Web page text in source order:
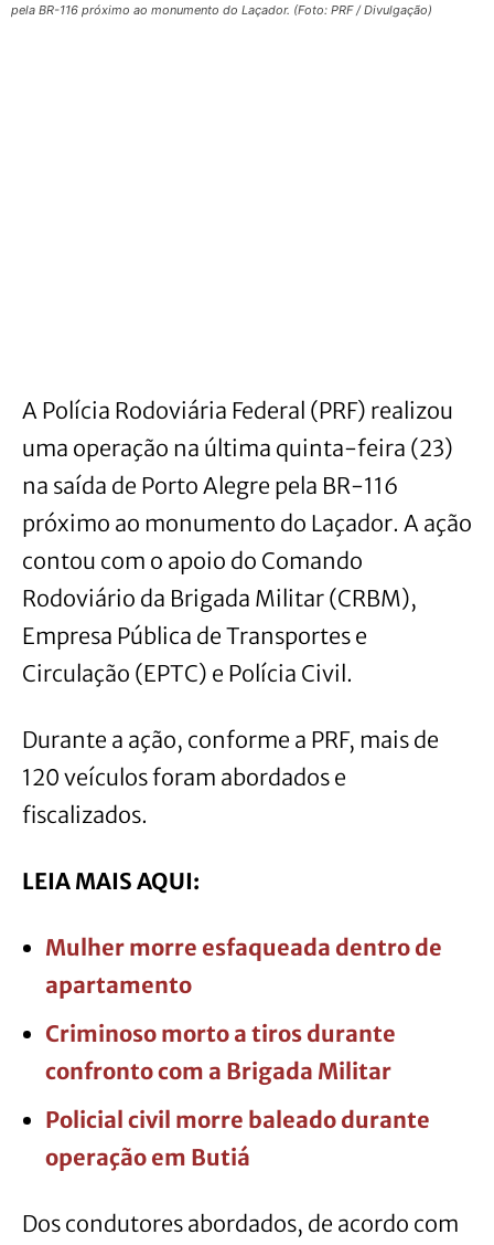
pela BR-116 próximo ao monumento do Laçador. (Foto: PRF / Divulgação)
A Polícia Rodoviária Federal (PRF) realizou
uma operação na última quinta-feira (23)
na saída de Porto Alegre pela BR-116
próximo ao monumento do Laçador. A ação
contou com o apoio do Comando
Rodoviário da Brigada Militar (CRBM),
Empresa Pública de Transportes e
Circulação (EPTC) e Polícia Civil.
Durante a ação, conforme a PRF, mais de
120 veículos foram abordados e
fiscalizados.
LEIA MAIS AQUI:
Mulher morre esfaqueada dentro de
apartamento
Criminoso morto a tiros durante
confronto com a Brigada Militar
Policial civil morre baleado durante
operação em Butiá
Dos condutores abordados, de acordo com